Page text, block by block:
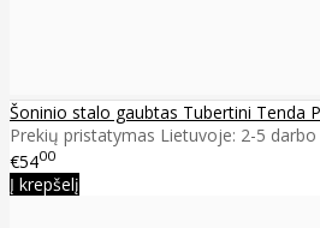
Šoninio stalo gaubtas Tubertini Tenda
Prekių pristatymas Lietuvoje: 2-5 darbo
€5400
Į krepšelį